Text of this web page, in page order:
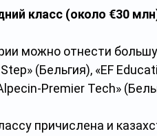
класс (около €30
можно отнести
(Бельгия), «EF
Premier Tech»
причислена и